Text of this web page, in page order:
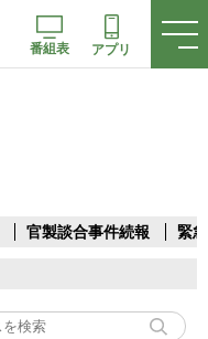
番組表 アプリ
官製談合事件続報 緊